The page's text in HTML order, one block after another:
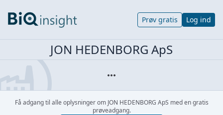
Prøv gratis Log ind
JON HEDENBORG ApS
Få adgang til alle oplysninger om JON HEDENBORG ApS med en gratis
prøveadgang.